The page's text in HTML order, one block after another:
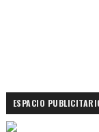
ESPACIO